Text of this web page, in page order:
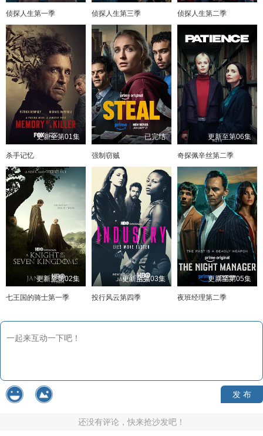
侦探人生第一季 侦探人生第三季 侦探人生第二季
更新至第01集
杀手记忆
已完结
强制窃贼
更新至第06集
奇探佩辛丝第二季
更新至第02集
七王国的骑士第一季
更新至第03集
投行风云第四季
更新至第05集
夜班经理第二季
发 布
还没有评论，快来抢沙发吧！